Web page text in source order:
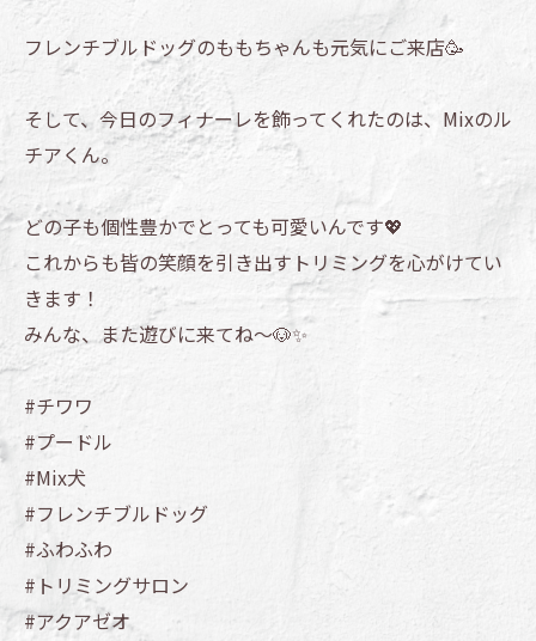
フレンチブルドッグのももちゃんも元気にご来店🥳
そして、今日のフィナーレを飾ってくれたのは、Mixのル
チアくん。
どの子も個性豊かでとっても可愛いんです💖
これからも皆の笑顔を引き出すトリミングを心がけてい
きます！
みんな、また遊びに来てね〜🐶✨
#チワワ
#プードル
#Mix犬
#フレンチブルドッグ
#ふわふわ
#トリミングサロン
#アクアゼオ